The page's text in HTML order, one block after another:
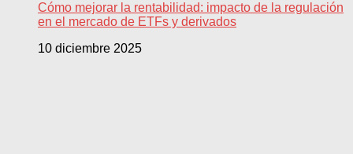
Cómo mejorar la rentabilidad: impacto de la regulación
en el mercado de ETFs y derivados
10 diciembre 2025